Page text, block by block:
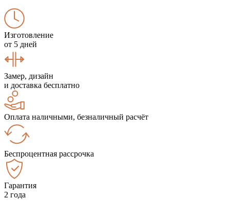
Изготовление
от 5 дней
Замер, дизайн
и доставка бесплатно
Оплата наличными, безналичный расчёт
Беспроцентная рассрочка
Гарантия
2 года